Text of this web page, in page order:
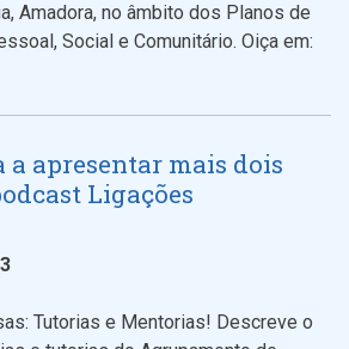
Amadora, no âmbito dos Planos de
Social e Comunitário. Oiça em:
a apresentar mais dois
Ligações
Tutorias e Mentorias! Descreve o